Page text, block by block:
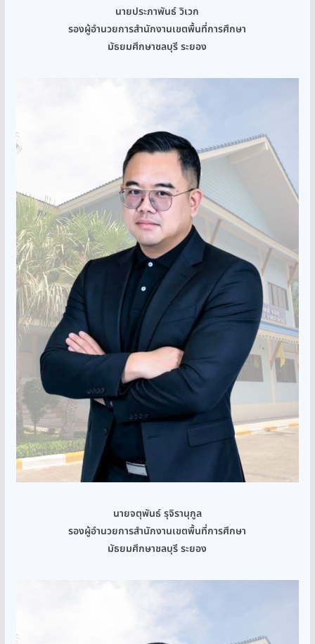
นายประภาพันธ์ วิเวก
รองผู้อำนวยการสำนักงานเขตพื้นที่การศึกษา
มัธยมศึกษาชลบุรี ระยอง
นายจตุพันธ์ รุจิรานุกูล
รองผู้อำนวยการสำนักงานเขตพื้นที่การศึกษา
มัธยมศึกษาชลบุรี ระยอง